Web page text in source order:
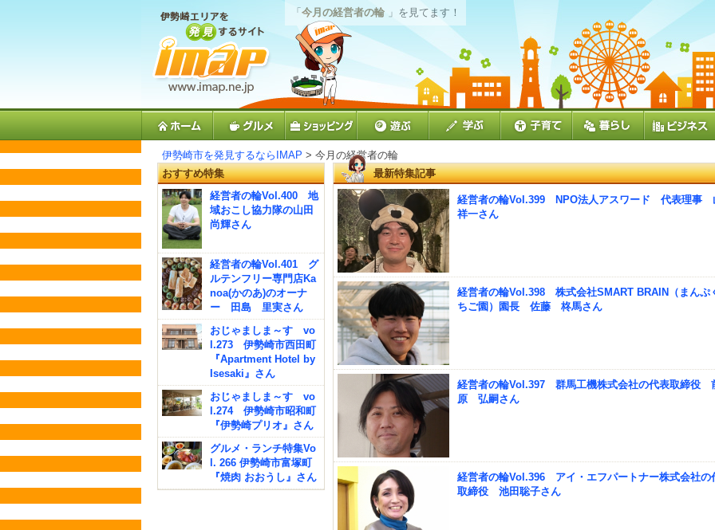
「今月の経営者の輪 」を見てます！
伊勢崎市を発見するならIMAP > 今月の経営者の輪
最新特集記事
経営者の輪Vol.399 NPO法人アスワード 代表理事
祥一さん
経営者の輪Vol.398 株式会社SMART BRAIN（まんぷ
ちご園）園長 佐藤 柊馬さん
経営者の輪Vol.397 群馬工機株式会社の代表取締役
原 弘嗣さん
経営者の輪Vol.396 アイ・エフパートナー株式会社の
取締役 池田聡子さん
おすすめ特集
経営者の輪Vol.400 地
域おこし協力隊の山田
尚輝さん
経営者の輪Vol.401 グ
ルテンフリー専門店Ka
noa(かのあ)のオーナ
ー 田島 里実さん
おじゃましま～す vo
l.273 伊勢崎市西田町
『Apartment Hotel by
Isesaki』さん
おじゃましま～す vo
l.274 伊勢崎市昭和町
『伊勢崎プリオ』さん
グルメ・ランチ特集Vo
l. 266 伊勢崎市富塚町
『焼肉 おおうし』さん